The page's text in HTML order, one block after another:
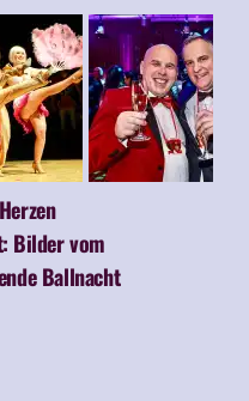
Bilder vom
Ballnacht